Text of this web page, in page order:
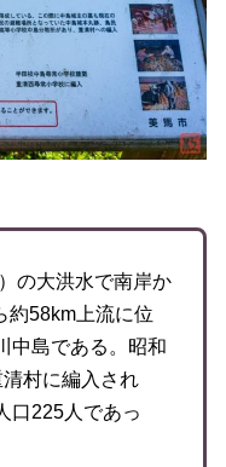
の大洪水で南岸か
約58km上流に位
中島である。昭和
村に編入され
口225人であっ